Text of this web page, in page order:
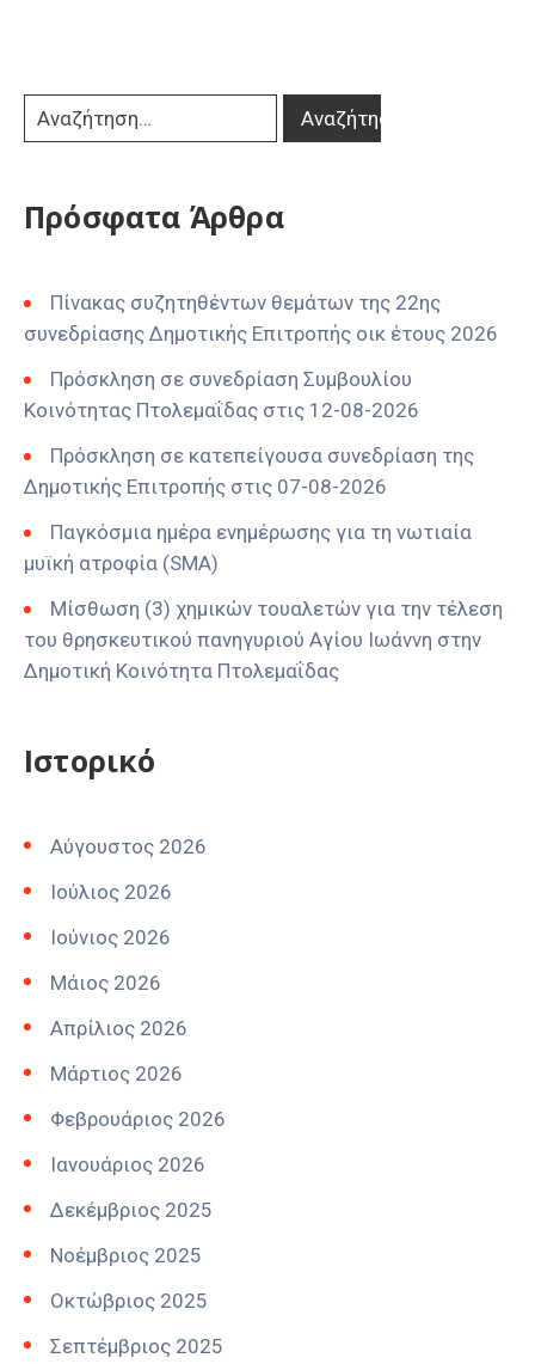
Πρόσφατα Άρθρα
Πίνακας συζητηθέντων θεμάτων της 22ης
συνεδρίασης Δημοτικής Επιτροπής οικ έτους 2026
Πρόσκληση σε συνεδρίαση Συμβουλίου
Κοινότητας Πτολεμαΐδας στις 12-08-2026
Πρόσκληση σε κατεπείγουσα συνεδρίαση της
Δημοτικής Επιτροπής στις 07-08-2026
Παγκόσμια ημέρα ενημέρωσης για τη νωτιαία
μυϊκή ατροφία (SMA)
Μίσθωση (3) χημικών τουαλετών για την τέλεση
του θρησκευτικού πανηγυριού Αγίου Ιωάννη στην
Δημοτική Κοινότητα Πτολεμαΐδας
Ιστορικό
Αύγουστος 2026
Ιούλιος 2026
Ιούνιος 2026
Μάιος 2026
Απρίλιος 2026
Μάρτιος 2026
Φεβρουάριος 2026
Ιανουάριος 2026
Δεκέμβριος 2025
Νοέμβριος 2025
Οκτώβριος 2025
Σεπτέμβριος 2025